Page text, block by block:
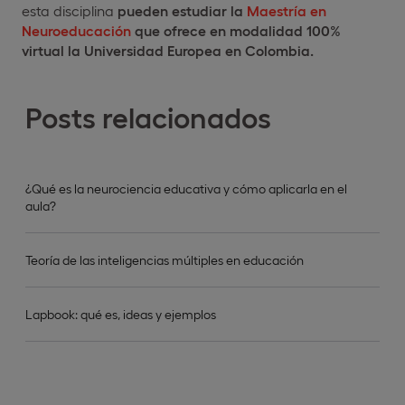
Posts relacionados
¿Qué es la neurociencia educativa y cómo aplicarla en el
aula?
Teoría de las inteligencias múltiples en educación
Lapbook: qué es, ideas y ejemplos
esta disciplina pueden estudiar la Maestría en
Neuroeducación que ofrece en modalidad 100%
virtual la Universidad Europea en Colombia.